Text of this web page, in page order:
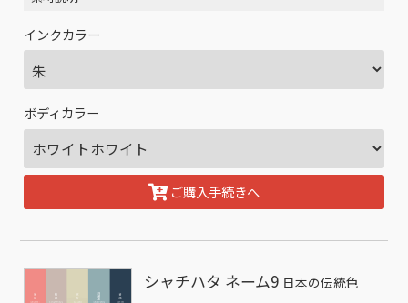
インクカラー
ボディカラー
ご購入手続きへ
シャチハタ ネーム9 日本の伝統色